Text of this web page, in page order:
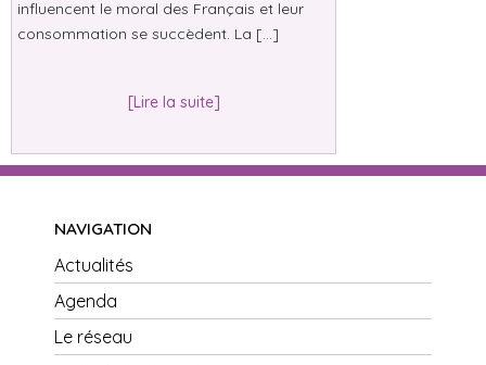
influencent le moral des Français et leur
consommation se succèdent. La […]
[Lire la suite]
NAVIGATION
Actualités
Agenda
Le réseau